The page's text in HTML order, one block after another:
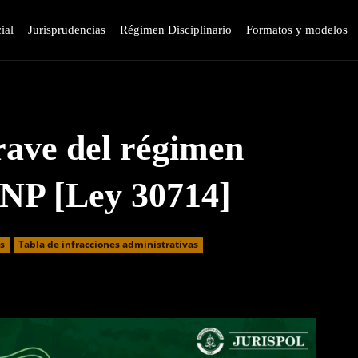
Jurisprudencias Régimen Disciplinario Formatos y modelos
del régimen
[Ley 30714]
⁠Tabla de infracciones administrativas